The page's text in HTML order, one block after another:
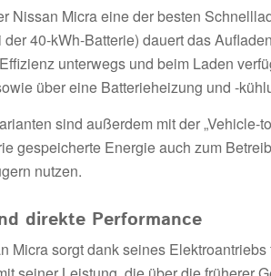
Nissan Micra eine der besten
der 40-kWh-Batterie) dauert das
unterwegs und beim Laden
über eine Batterieheizung und -
sind außerdem mit der
gespeicherte Energie auch zum
nutzen.
direkte Performance
Micra sorgt dank seines